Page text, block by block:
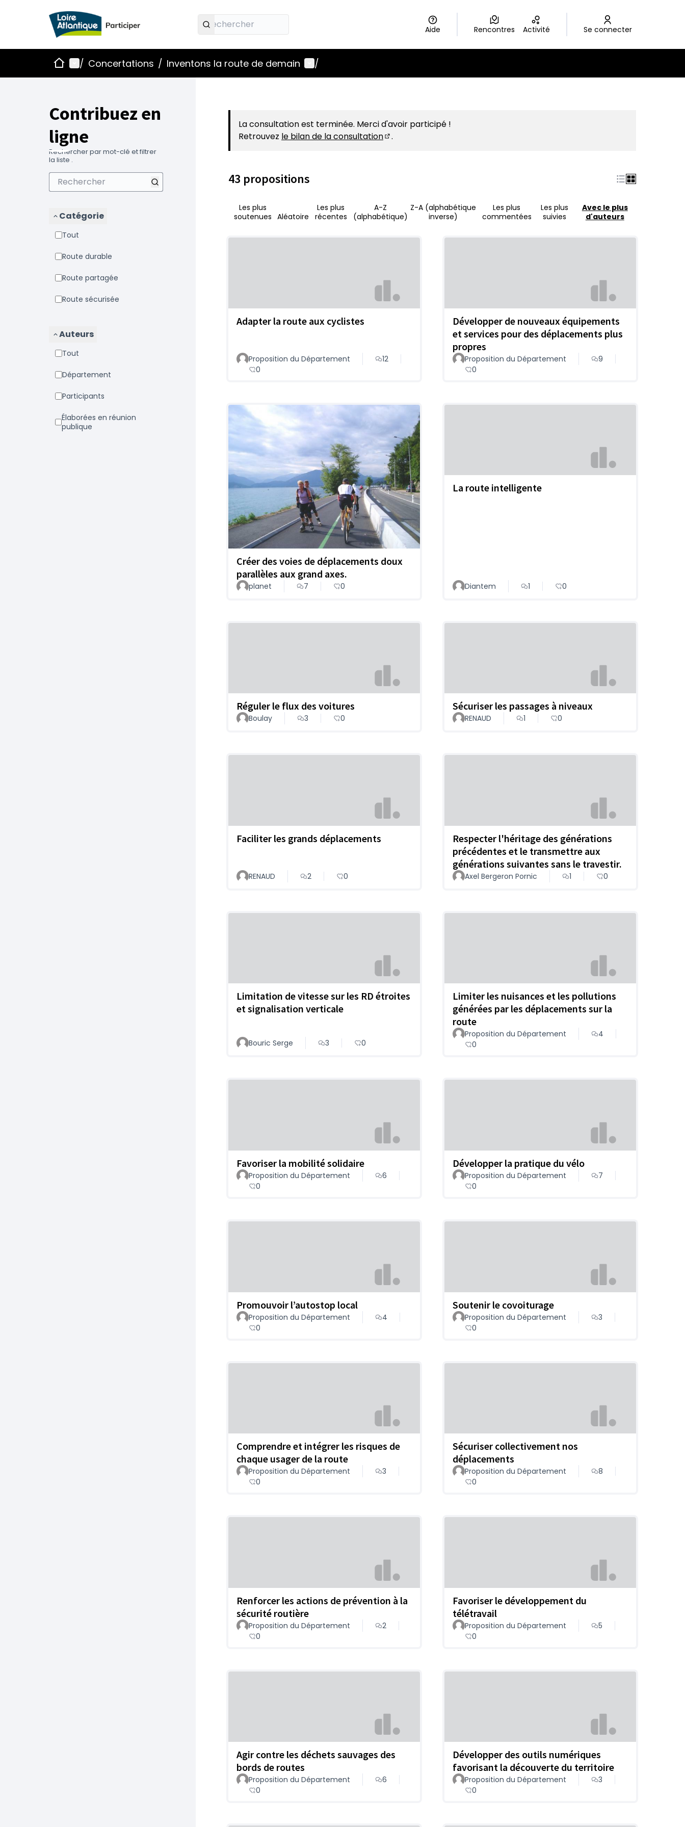
Aide Rencontres Activité Se connecter
AccueilMenu principal
/ Concertations / Inventons la route de demain Menu utilisateur
/
Contribuez en
ligne
Rechercher par mot-clé et filtrer
la liste .
Catégorie
Tout
Route durable
Route partagée
Route sécurisée
Auteurs
Tout
Département
Participants
Élaborées en réunion
publique
La consultation est terminée. Merci d'avoir participé !
Retrouvez le bilan de la consultation .
43 propositions
Les plus
soutenues Aléatoire
Les plus
récentes
A-Z
(alphabétique)
Z-A (alphabétique
inverse)
Les plus
commentées
Les plus
suivies
Avec le plus
d'auteurs
Adapter la route aux cyclistes
Proposition du Département
12
0
Développer de nouveaux équipements
et services pour des déplacements plus
propres
Proposition du Département
9
0
Créer des voies de déplacements doux
parallèles aux grand axes.
planet 7 0
La route intelligente
Diantem 1 0
Réguler le flux des voitures
Boulay 3 0
Sécuriser les passages à niveaux
RENAUD 1 0
Faciliter les grands déplacements
RENAUD 2 0
Respecter l'héritage des générations
précédentes et le transmettre aux
générations suivantes sans le travestir.
Axel Bergeron Pornic 1 0
Limitation de vitesse sur les RD étroites
et signalisation verticale
Bouric Serge 3 0
Limiter les nuisances et les pollutions
générées par les déplacements sur la
route
Proposition du Département
4
0
Favoriser la mobilité solidaire
Proposition du Département
6
0
Développer la pratique du vélo
Proposition du Département
7
0
Promouvoir l’autostop local
Proposition du Département
4
0
Soutenir le covoiturage
Proposition du Département
3
0
Comprendre et intégrer les risques de
chaque usager de la route
Proposition du Département
3
0
Sécuriser collectivement nos
déplacements
Proposition du Département
8
0
Renforcer les actions de prévention à la
sécurité routière
Proposition du Département
2
0
Favoriser le développement du
télétravail
Proposition du Département
5
0
Agir contre les déchets sauvages des
bords de routes
Proposition du Département
6
0
Développer des outils numériques
favorisant la découverte du territoire
Proposition du Département
3
0